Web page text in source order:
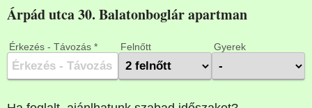
Árpád utca 30. Balatonboglár apartman
Érkezés - Távozás * Felnőtt Gyerek